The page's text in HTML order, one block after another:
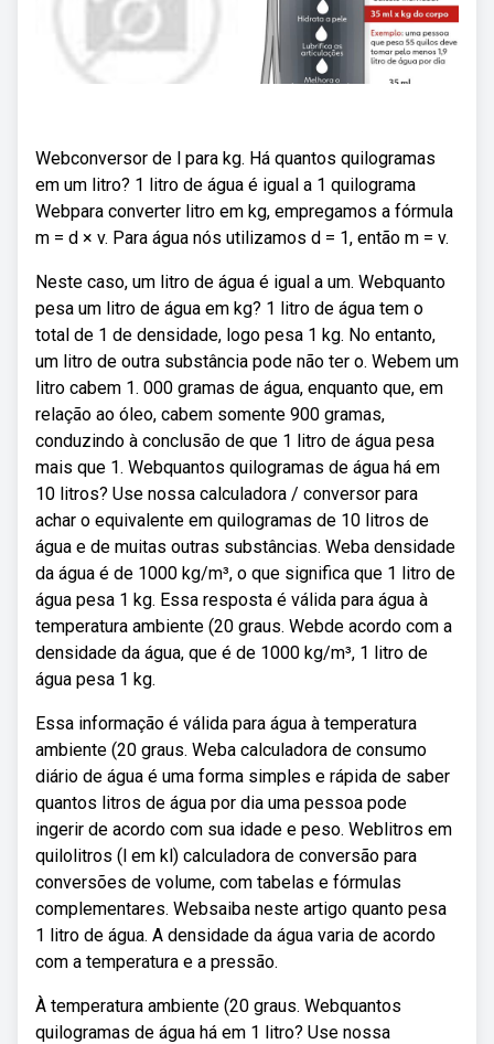
Webconversor de l para kg. Há quantos quilogramas
em um litro? 1 litro de água é igual a 1 quilograma
Webpara converter litro em kg, empregamos a fórmula
m = d × v. Para água nós utilizamos d = 1, então m = v.
Neste caso, um litro de água é igual a um. Webquanto
pesa um litro de água em kg? 1 litro de água tem o
total de 1 de densidade, logo pesa 1 kg. No entanto,
um litro de outra substância pode não ter o. Webem um
litro cabem 1. 000 gramas de água, enquanto que, em
relação ao óleo, cabem somente 900 gramas,
conduzindo à conclusão de que 1 litro de água pesa
mais que 1. Webquantos quilogramas de água há em
10 litros? Use nossa calculadora / conversor para
achar o equivalente em quilogramas de 10 litros de
água e de muitas outras substâncias. Weba densidade
da água é de 1000 kg/m³, o que significa que 1 litro de
água pesa 1 kg. Essa resposta é válida para água à
temperatura ambiente (20 graus. Webde acordo com a
densidade da água, que é de 1000 kg/m³, 1 litro de
água pesa 1 kg.
Essa informação é válida para água à temperatura
ambiente (20 graus. Weba calculadora de consumo
diário de água é uma forma simples e rápida de saber
quantos litros de água por dia uma pessoa pode
ingerir de acordo com sua idade e peso. Weblitros em
quilolitros (l em kl) calculadora de conversão para
conversões de volume, com tabelas e fórmulas
complementares. Websaiba neste artigo quanto pesa
1 litro de água. A densidade da água varia de acordo
com a temperatura e a pressão.
À temperatura ambiente (20 graus. Webquantos
quilogramas de água há em 1 litro? Use nossa